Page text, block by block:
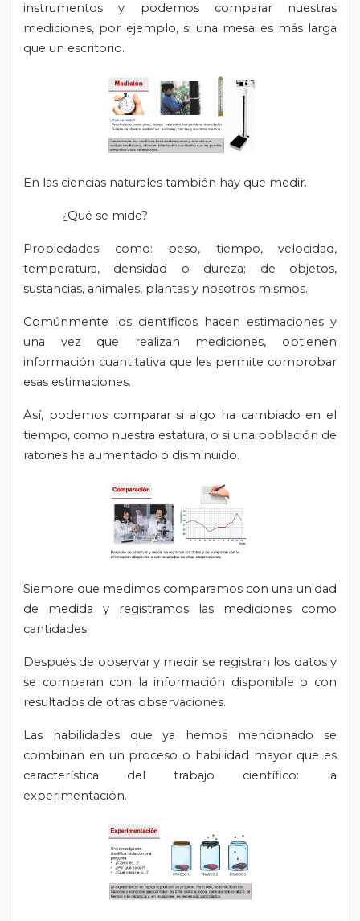
instrumentos y podemos comparar nuestras
mediciones, por ejemplo, si una mesa es más larga
que un escritorio.
En las ciencias naturales también hay que medir.
¿Qué se mide?
Propiedades como: peso, tiempo, velocidad,
temperatura, densidad o dureza; de objetos,
sustancias, animales, plantas y nosotros mismos.
Comúnmente los científicos hacen estimaciones y
una vez que realizan mediciones, obtienen
información cuantitativa que les permite comprobar
esas estimaciones.
Así, podemos comparar si algo ha cambiado en el
tiempo, como nuestra estatura, o si una población de
ratones ha aumentado o disminuido.
Siempre que medimos comparamos con una unidad
de medida y registramos las mediciones como
cantidades.
Después de observar y medir se registran los datos y
se comparan con la información disponible o con
resultados de otras observaciones.
Las habilidades que ya hemos mencionado se
combinan en un proceso o habilidad mayor que es
característica del trabajo científico: la
experimentación.